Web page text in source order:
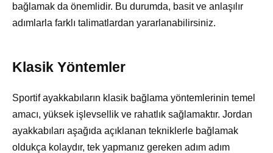
bağlamak da önemlidir. Bu durumda, basit ve anlaşılır
adımlarla farklı talimatlardan yararlanabilirsiniz.
Klasik Yöntemler
Sportif ayakkabıların klasik bağlama yöntemlerinin temel
amacı, yüksek işlevsellik ve rahatlık sağlamaktır. Jordan
ayakkabıları aşağıda açıklanan tekniklerle bağlamak
oldukça kolaydır, tek yapmanız gereken adım adım